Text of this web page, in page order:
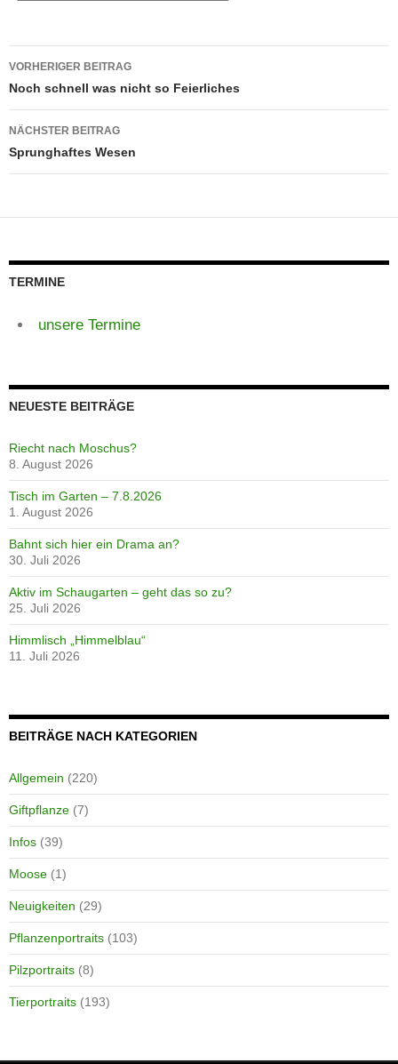
Beitragsnavigation
VORHERIGER BEITRAG
Noch schnell was nicht so Feierliches
NÄCHSTER BEITRAG
Sprunghaftes Wesen
TERMINE
unsere Termine
NEUESTE BEITRÄGE
Riecht nach Moschus?
8. August 2026
Tisch im Garten – 7.8.2026
1. August 2026
Bahnt sich hier ein Drama an?
30. Juli 2026
Aktiv im Schaugarten – geht das so zu?
25. Juli 2026
Himmlisch „Himmelblau“
11. Juli 2026
BEITRÄGE NACH KATEGORIEN
Allgemein (220)
Giftpflanze (7)
Infos (39)
Moose (1)
Neuigkeiten (29)
Pflanzenportraits (103)
Pilzportraits (8)
Tierportraits (193)